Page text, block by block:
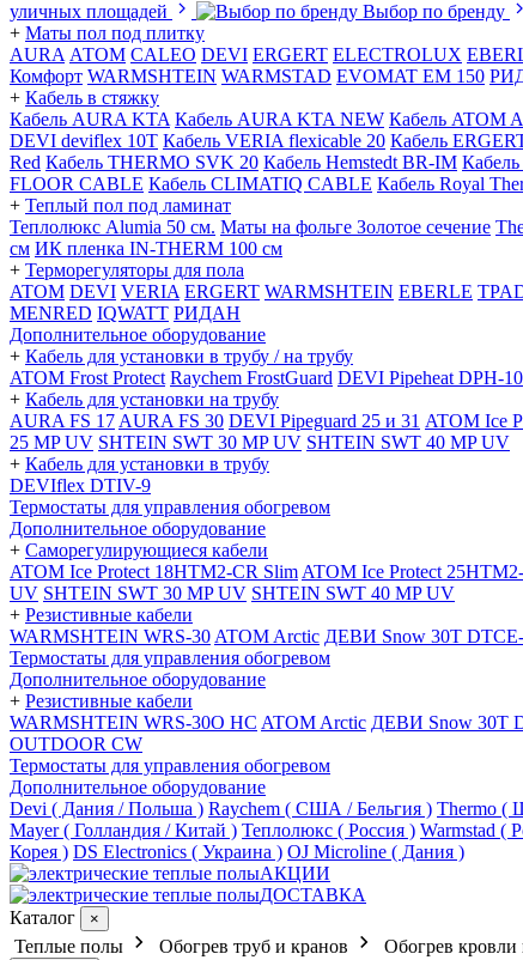
уличных площадей
Выбор по бренду
+ Маты пол под плитку
AURA АТОМ CALEO DEVI ERGERT ELECTROLUX
Комфорт WARMSHTEIN WARMSTAD EVOMAT EM 150
+ Кабель в стяжку
Кабель AURA KTA Кабель AURA KTA NEW Кабель ATOM
DEVI deviflex 10T Кабель VERIA flexicable 20 Кабель
Red Кабель THERMO SVK 20 Кабель Hemstedt BR-IM
FLOOR CABLE Кабель CLIMATIQ CABLE Кабель Royal
+ Теплый пол под ламинат
Теплолюкс Alumia 50 см. Маты на фольге Золотое сечение
см ИК пленка IN-THERM 100 см
+ Терморегуляторы для пола
ATOM DEVI VERIA ERGERT WARMSHTEIN EBERLE
MENRED IQWATT РИДАН
Дополнительное оборудование
+ Кабель для установки в трубу / на трубу
ATOM Frost Protect Raychem FrostGuard DEVI Pipeheat DPH-10
+ Кабель для установки на трубу
AURA FS 17 AURA FS 30 DEVI Pipeguard 25 и 31 ATOM Ice
25 MP UV SHTEIN SWT 30 MP UV SHTEIN SWT 40 MP UV
+ Кабель для установки в трубу
DEVIflex DTIV-9
Термостаты для управления обогревом
Дополнительное оборудование
+ Саморегулирующиеся кабели
ATOM Ice Protect 18HTM2-CR Slim ATOM Ice Protect
UV SHTEIN SWT 30 MP UV SHTEIN SWT 40 MP UV
+ Резистивные кабели
WARMSHTEIN WRS-30 ATOM Arctic ДЕВИ Snow 30T
Термостаты для управления обогревом
Дополнительное оборудование
+ Резистивные кабели
WARMSHTEIN WRS-30O HC ATOM Arctic ДЕВИ Snow 30T
OUTDOOR CW
Термостаты для управления обогревом
Дополнительное оборудование
Devi ( Дания / Польша ) Raychem ( США / Бельгия ) Thermo (
Mayer ( Голландия / Китай ) Теплолюкс ( Россия ) Warmstad (
Корея ) DS Electronics ( Украина ) OJ Microline ( Дания )
АКЦИИ
ДОСТАВКА
Каталог
×
Теплые полы Обогрев труб и кранов Обогрев кровли